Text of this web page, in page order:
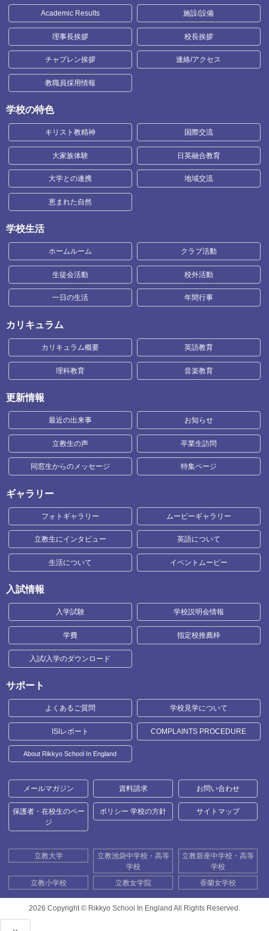
Academic Results 施設/設備
理事長挨拶 校長挨拶
チャプレン挨拶 連絡/アクセス
教職員採用情報
学校の特色
キリスト教精神 国際交流
大家族体験 日英融合教育
大学との連携 地域交流
恵まれた自然
学校生活
ホームルーム クラブ活動
生徒会活動 校外活動
一日の生活 年間行事
カリキュラム
カリキュラム概要 英語教育
理科教育 音楽教育
更新情報
最近の出来事 お知らせ
立教生の声 卒業生訪問
同窓生からのメッセージ 特集ページ
ギャラリー
フォトギャラリー ムービーギャラリー
立教生にインタビュー 英語について
生活について イベントムービー
入試情報
入学試験 学校説明会情報
学費 指定校推薦枠
入試/入学のダウンロード
サポート
よくあるご質問 学校見学について
ISIレポート COMPLAINTS PROCEDURE
About Rikkyo School In England
メールマガジン 資料請求 お問い合わせ
保護者・在校生のペー
ジ
ポリシー 学校の方針 サイトマップ
立教大学
立教池袋中学校・高等
学校
立教新座中学校・高等
学校
立教小学校
立教女学院 香蘭女学校
2026 Copyright © Rikkyo School In England All Rights Reserved.